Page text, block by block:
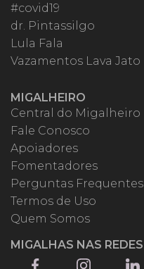
#covid19
dr. Pintassilgo
Lula Fala
Vazamentos Lava Jato
MIGALHEIRO
Central do Migalheiro
Fale Conosco
Apoiadores
Fomentadores
Perguntas Frequentes
Termos de Uso
Quem Somos
MIGALHAS NAS REDES